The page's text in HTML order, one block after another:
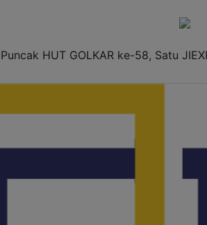
HUT GOLKAR ke-58, Satu